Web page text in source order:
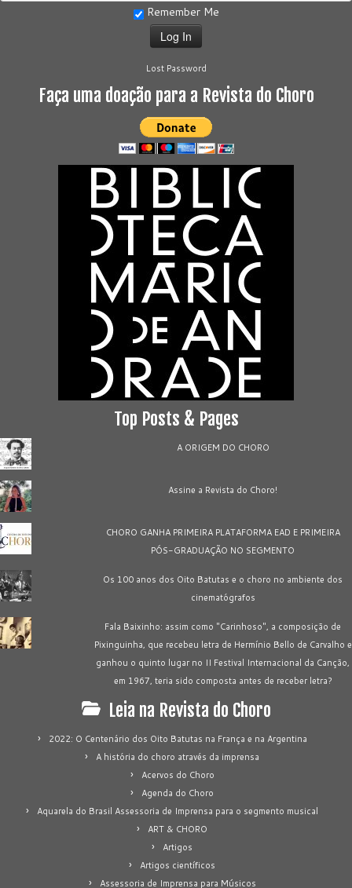
Remember Me
Lost Password
Faça uma doação para a Revista do Choro
Top Posts & Pages
A ORIGEM DO CHORO
Assine a Revista do Choro!
CHORO GANHA PRIMEIRA PLATAFORMA EAD E PRIMEIRA
PÓS-GRADUAÇÃO NO SEGMENTO
Os 100 anos dos Oito Batutas e o choro no ambiente dos
cinematógrafos
Fala Baixinho: assim como "Carinhoso", a composição de
Pixinguinha, que recebeu letra de Hermínio Bello de Carvalho e
ganhou o quinto lugar no II Festival Internacional da Canção,
em 1967, teria sido composta antes de receber letra?
Leia na Revista do Choro
2022: O Centenário dos Oito Batutas na França e na Argentina
A história do choro através da imprensa
Acervos do Choro
Agenda do Choro
Aquarela do Brasil Assessoria de Imprensa para o segmento musical
ART & CHORO
Artigos
Artigos científicos
Assessoria de Imprensa para Músicos